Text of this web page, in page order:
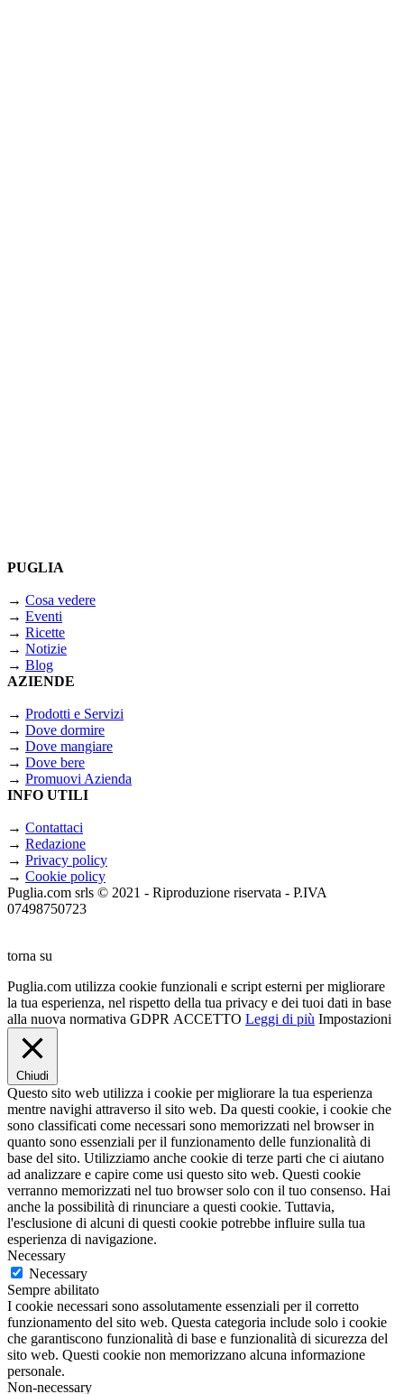
PUGLIA
→ Cosa vedere
→ Eventi
→ Ricette
→ Notizie
→ Blog
AZIENDE
→ Prodotti e Servizi
→ Dove dormire
→ Dove mangiare
→ Dove bere
→ Promuovi Azienda
INFO UTILI
→ Contattaci
→ Redazione
→ Privacy policy
→ Cookie policy
Puglia.com srls © 2021 - Riproduzione riservata - P.IVA
07498750723
torna su
Puglia.com utilizza cookie funzionali e script esterni per migliorare
la tua esperienza, nel rispetto della tua privacy e dei tuoi dati in base
alla nuova normativa GDPR ACCETTO Leggi di più Impostazioni
Chiudi
Questo sito web utilizza i cookie per migliorare la tua esperienza
mentre navighi attraverso il sito web. Da questi cookie, i cookie che
sono classificati come necessari sono memorizzati nel browser in
quanto sono essenziali per il funzionamento delle funzionalità di
base del sito. Utilizziamo anche cookie di terze parti che ci aiutano
ad analizzare e capire come usi questo sito web. Questi cookie
verranno memorizzati nel tuo browser solo con il tuo consenso. Hai
anche la possibilità di rinunciare a questi cookie. Tuttavia,
l'esclusione di alcuni di questi cookie potrebbe influire sulla tua
esperienza di navigazione.
Necessary
Necessary
Sempre abilitato
I cookie necessari sono assolutamente essenziali per il corretto
funzionamento del sito web. Questa categoria include solo i cookie
che garantiscono funzionalità di base e funzionalità di sicurezza del
sito web. Questi cookie non memorizzano alcuna informazione
personale.
Non-necessary